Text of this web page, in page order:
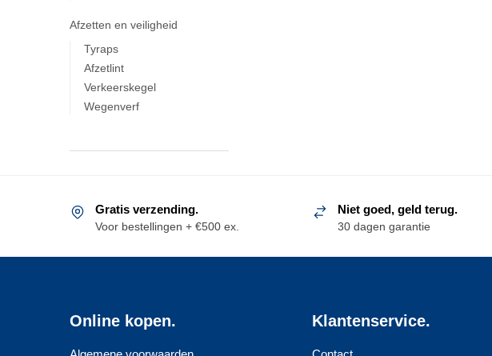
Afzetten en veiligheid
Tyraps
Afzetlint
Verkeerskegel
Wegenverf
Gratis verzending.
Voor bestellingen + €500 ex.
Niet goed, geld terug.
30 dagen garantie
Online kopen. Klantenservice.